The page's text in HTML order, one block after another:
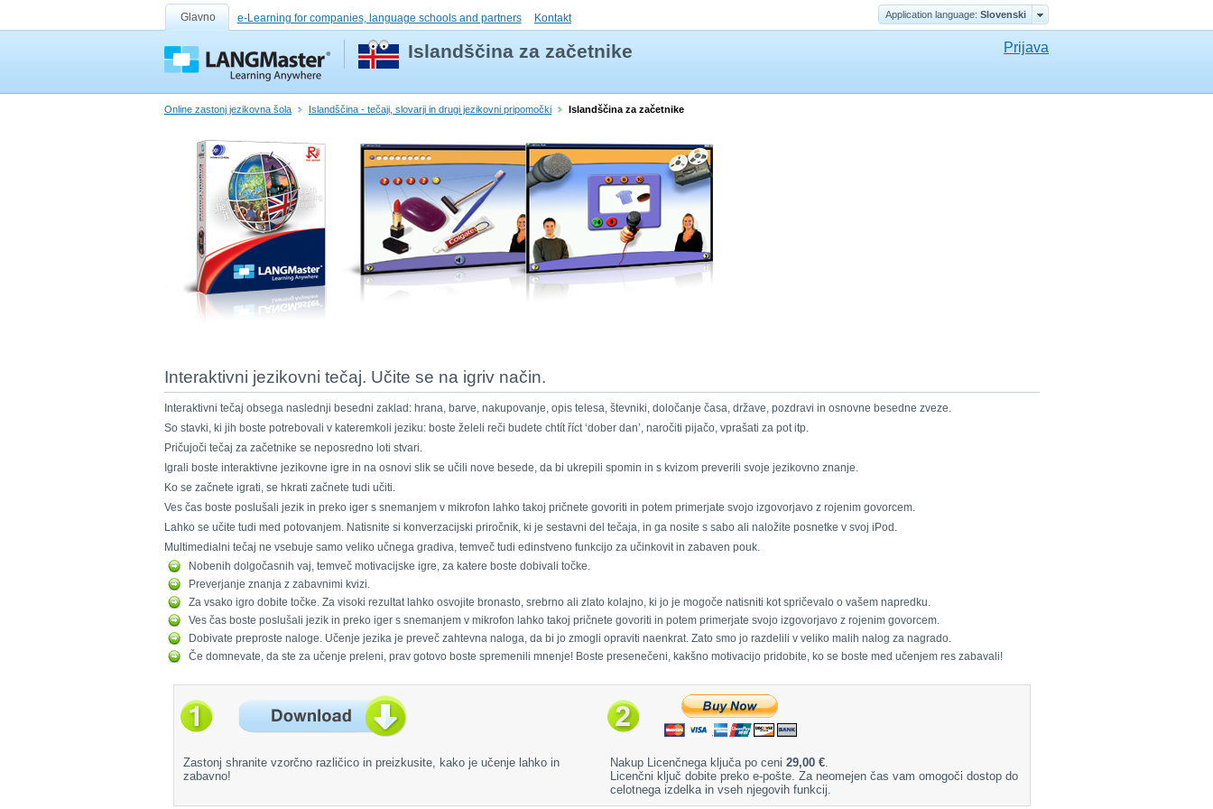
Glavno e-Learning for companies, language schools and partners Kontakt Application language: Slovenski
Islandščina za začetnike Prijava
Online zastonj jezikovna šola Islandščina - tečaji, slovarji in drugi jezikovni pripomočki Islandščina za začetnike
Interaktivni jezikovni tečaj. Učite se na igriv način.
Interaktivni tečaj obsega naslednji besedni zaklad: hrana, barve, nakupovanje, opis telesa, števniki, določanje časa, države, pozdravi in osnovne besedne zveze.
So stavki, ki jih boste potrebovali v kateremkoli jeziku: boste želeli reči budete chtít říct ‘dober dan’, naročiti pijačo, vprašati za pot itp.
Pričujoči tečaj za začetnike se neposredno loti stvari.
Igrali boste interaktivne jezikovne igre in na osnovi slik se učili nove besede, da bi ukrepili spomin in s kvizom preverili svoje jezikovno znanje.
Ko se začnete igrati, se hkrati začnete tudi učiti.
Ves čas boste poslušali jezik in preko iger s snemanjem v mikrofon lahko takoj pričnete govoriti in potem primerjate svojo izgovorjavo z rojenim govorcem.
Lahko se učite tudi med potovanjem. Natisnite si konverzacijski priročnik, ki je sestavni del tečaja, in ga nosite s sabo ali naložite posnetke v svoj iPod.
Multimedialni tečaj ne vsebuje samo veliko učnega gradiva, temveč tudi edinstveno funkcijo za učinkovit in zabaven pouk.
Nobenih dolgočasnih vaj, temveč motivacijske igre, za katere boste dobivali točke.
Preverjanje znanja z zabavnimi kvizi.
Za vsako igro dobite točke. Za visoki rezultat lahko osvojite bronasto, srebrno ali zlato kolajno, ki jo je mogoče natisniti kot spričevalo o vašem napredku.
Ves čas boste poslušali jezik in preko iger s snemanjem v mikrofon lahko takoj pričnete govoriti in potem primerjate svojo izgovorjavo z rojenim govorcem.
Dobivate preproste naloge. Učenje jezika je preveč zahtevna naloga, da bi jo zmogli opraviti naenkrat. Zato smo jo razdelili v veliko malih nalog za nagrado.
Če domnevate, da ste za učenje preleni, prav gotovo boste spremenili mnenje! Boste presenečeni, kakšno motivacijo pridobite, ko se boste med učenjem res zabavali!
Zastonj shranite vzorčno različico in preizkusite, kako je učenje lahko in
zabavno!
Nakup Licenčnega ključa po ceni 29,00 €
Licenčni ključ dobite preko e-pošte. Za neomejen čas vam omogoči dostop do
celotnega izdelka in vseh njegovih funkcij.